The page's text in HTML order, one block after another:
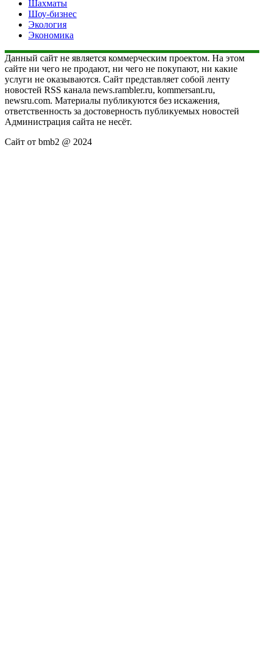
Шахматы
Шоу-бизнес
Экология
Экономика
Данный сайт не является коммерческим проектом. На этом
сайте ни чего не продают, ни чего не покупают, ни какие
услуги не оказываются. Сайт представляет собой ленту
новостей RSS канала news.rambler.ru, kommersant.ru,
newsru.com. Материалы публикуются без искажения,
ответственность за достоверность публикуемых новостей
Администрация сайта не несёт.
Сайт от bmb2 @ 2024